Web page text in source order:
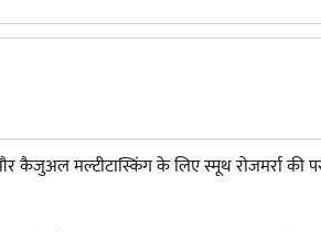
कैजुअल मल्टीटास्किंग के लिए स्मूथ रोजमर्रा की